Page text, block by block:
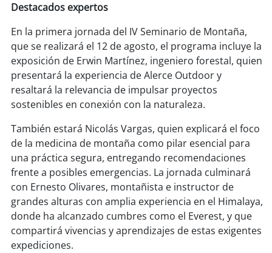
Destacados expertos
En la primera jornada del IV Seminario de Montaña,
que se realizará el 12 de agosto, el programa incluye la
exposición de Erwin Martínez, ingeniero forestal, quien
presentará la experiencia de Alerce Outdoor y
resaltará la relevancia de impulsar proyectos
sostenibles en conexión con la naturaleza.
También estará Nicolás Vargas, quien explicará el foco
de la medicina de montaña como pilar esencial para
una práctica segura, entregando recomendaciones
frente a posibles emergencias. La jornada culminará
con Ernesto Olivares, montañista e instructor de
grandes alturas con amplia experiencia en el Himalaya,
donde ha alcanzado cumbres como el Everest, y que
compartirá vivencias y aprendizajes de estas exigentes
expediciones.